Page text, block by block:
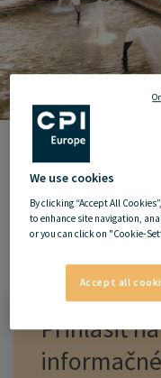
Prihlásiť
We use cookies
By clicking “Accept All
to enhance site navigation,
or you can click on "Cookie-
Accept all